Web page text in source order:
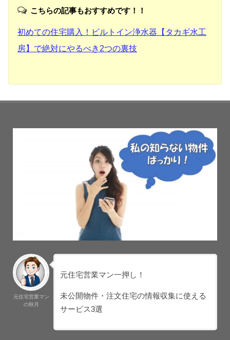
こちらの記事もおすすめです！！
初めての住宅購入！ビルトイン浄水器【タカギ水工
房】で絶対にやるべき2つの裏技
元住宅営業マン
の秋月
元住宅営業マン一押し！
未公開物件・注文住宅の情報収集に使える
サービス3選